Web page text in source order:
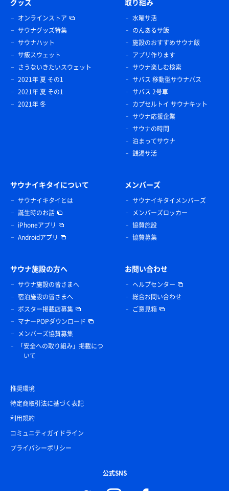
グッズ
オンラインストア
サウナグッズ特集
サウナハット
サ飯スウェット
さうないきたいスウェット
2021年 夏 その1
2021年 夏 その1
2021年 冬
取り組み
水曜サ活
のんあるサ飯
施設のおすすめサウナ飯
アプリ作ります
サウナ楽しむ検索
サバス 移動型サウナバス
サバス 2号車
カプセルトイ サウナキット
サウナ応援企業
サウナの時間
泊まってサウナ
銭湯サ活
サウナイキタイについて
サウナイキタイとは
誕生時のお話
iPhoneアプリ
Androidアプリ
メンバーズ
サウナイキタイメンバーズ
メンバーズロッカー
協賛施設
協賛募集
サウナ施設の方へ
サウナ施設の皆さまへ
宿泊施設の皆さまへ
ポスター掲載店募集
マナーPOPダウンロード
メンバーズ協賛募集
「安全への取り組み」掲載につ
いて
お問い合わせ
ヘルプセンター
総合お問い合わせ
ご意見箱
推奨環境
特定商取引法に基づく表記
利用規約
コミュニティガイドライン
プライバシーポリシー
公式SNS